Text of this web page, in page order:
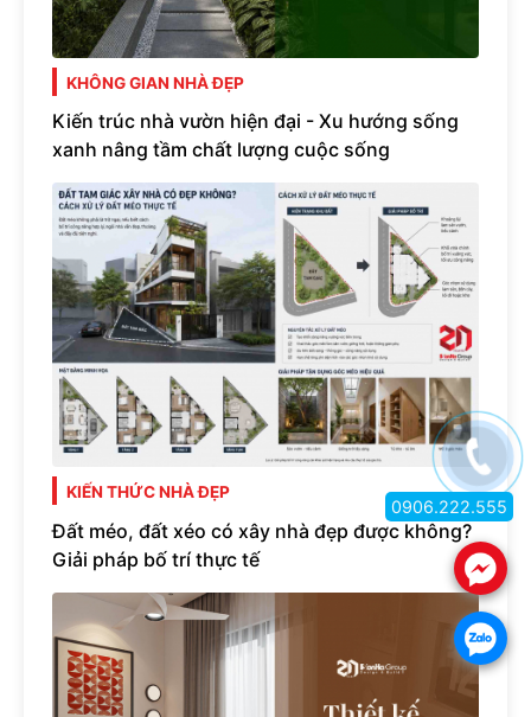
KHÔNG GIAN NHÀ ĐẸP
Kiến trúc nhà vườn hiện đại - Xu hướng sống
xanh nâng tầm chất lượng cuộc sống
KIẾN THỨC NHÀ ĐẸP
Đất méo, đất xéo có xây nhà đẹp được không?
Giải pháp bố trí thực tế
.
.
0906.222.555